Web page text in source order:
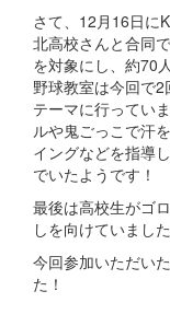
さて、12月16日に
北高校さんと合同
を対象にし、約70
野球教室は今回で
テーマに行ってい
ルや鬼ごっこで汗
イングなどを指導
でいたようです！
最後は高校生がゴ
しを向けていました
今回参加いただい
た！